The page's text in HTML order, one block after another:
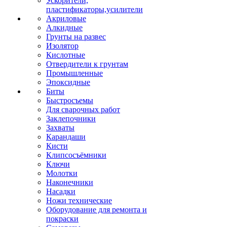
пластификаторы,усилители
Акриловые
Алкидные
Грунты на развес
Изолятор
Кислотные
Отвердители к грунтам
Промышленные
Эпоксидные
Биты
Быстросъемы
Для сварочных работ
Заклепочники
Захваты
Карандаши
Кисти
Клипсосъёмники
Ключи
Молотки
Наконечники
Насадки
Ножи технические
Оборудование для ремонта и
покраски